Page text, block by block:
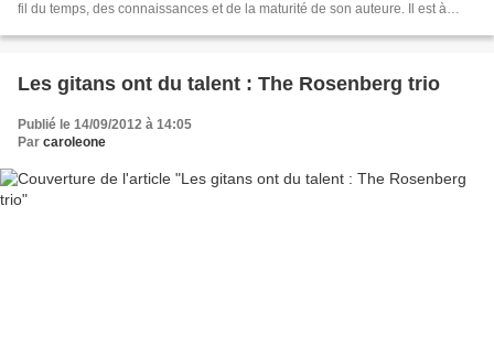
fil du temps, des connaissances et de la maturité de son auteure. Il est à
Yala (les Amériques) et je me suis appliquée à documenter chaque peuple
retrouver cette base de donnée sur un site que je leur ai dédié : Peuples
autochtones d'Abya Yala.
Les gitans ont du talent : The Rosenberg trio
Publié le 14/09/2012 à 14:05
Par caroleone